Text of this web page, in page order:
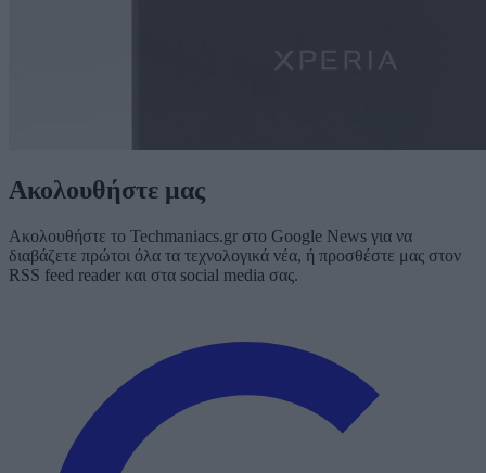
Ακολουθήστε μας
Ακολουθήστε το Techmaniacs.gr στο Google News για να
διαβάζετε πρώτοι όλα τα τεχνολογικά νέα, ή προσθέστε μας στον
RSS feed reader και στα social media σας.